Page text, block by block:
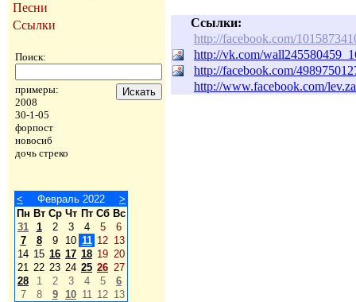
Песни
Ссылки
Поиск:
примеры:
2008
30-1-05
форпост
новосиб
дочь стреко
< Февраль 2022
>
Пн Вт Ср Чт Пт Сб Вс
31
1 2 3 4 5
6
7
8 9 10 11 12 13
14 15 16 17 18 19 20
21 22 23 24 25 26 27
28
1 2 3 4 5
6
7
8 9 10 11 12 13
Ссылки:
http://facebook.com/
http://vk.com/
http://facebook.com/
http://www.facebook.com/